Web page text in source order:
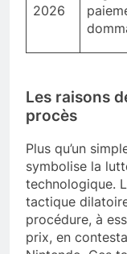
2026
Les raisons
procès
Plus qu’un
symbolise la
technologique.
tactique
procédure, à
prix, en